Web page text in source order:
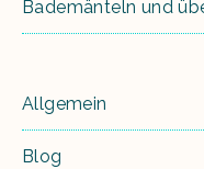
Bademänteln und
Allgemein
Blog